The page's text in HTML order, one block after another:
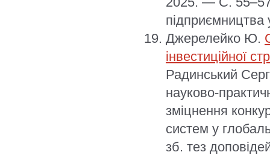
підприємництва
Джерелейко Ю.
інвестиційної
Радинський
науково-
зміцнення
систем у
зб. тез